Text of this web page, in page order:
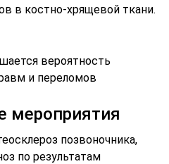
в костно-хрящевой ткани.
вероятность
и переломов
мероприятия
позвоночника,
по результатам